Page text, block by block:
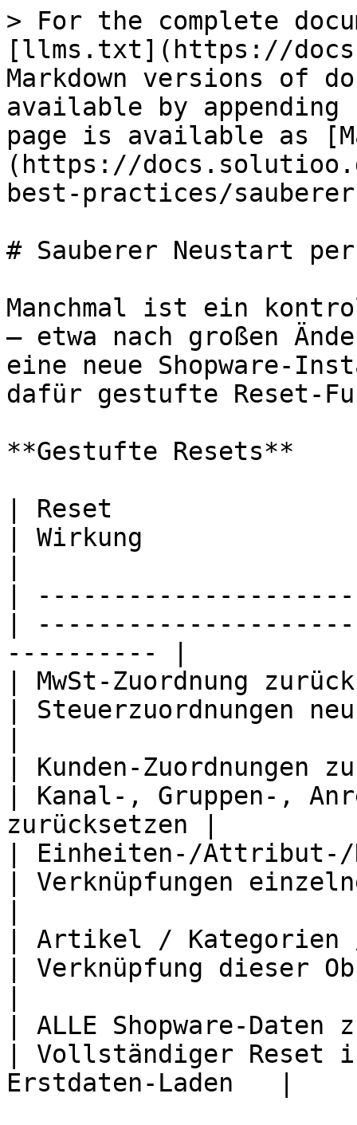
> For the complete
[llms.txt](https://
Markdown versions of
available by
page is available as
(https://
best-practices/
# Sauberer Neustart
Manchmal ist ein
– etwa nach großen
eine neue Shopware-
dafür gestufte Reset-
**Gestufte Resets**
| Reset
| Wirkung
|
|
---------- |
| MwSt-Zuordnung
| Steuerzuordnungen
| Kunden-Zuordnungen
| Kanal-, Gruppen-,
zurücksetzen |
| Einheiten-/Attribut-/
| Verknüpfungen
| Artikel / Kategorien
| Verknüpfung dieser
| ALLE Shopware-Daten
| Vollständiger Reset
Erstdaten-Laden   |